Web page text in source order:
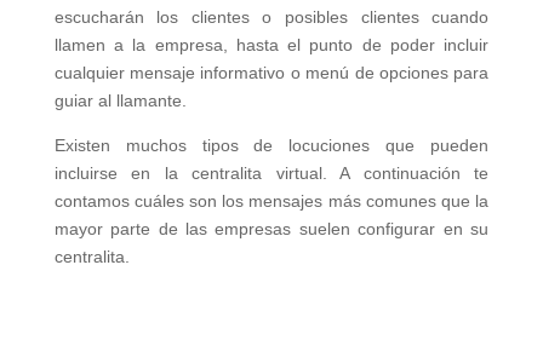
escucharán los clientes o posibles clientes cuando
llamen a la empresa, hasta el punto de poder incluir
cualquier mensaje informativo o menú de opciones para
guiar al llamante.
Existen muchos tipos de locuciones que pueden
incluirse en la centralita virtual. A continuación te
contamos cuáles son los mensajes más comunes que la
mayor parte de las empresas suelen configurar en su
centralita.